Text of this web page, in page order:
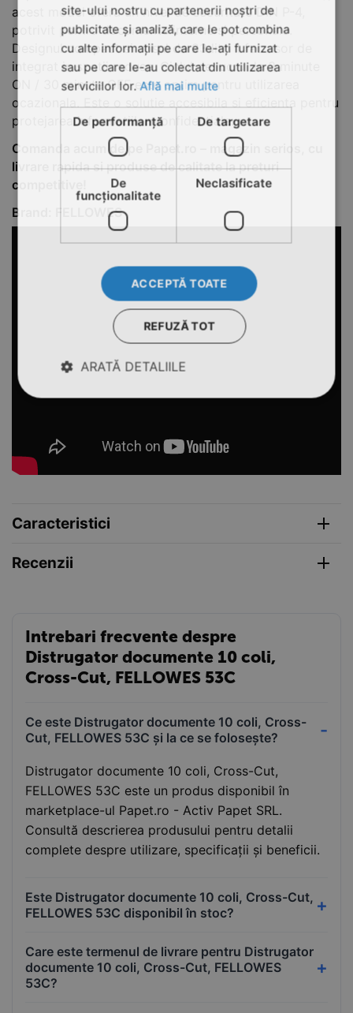
acest model ofera un nivel de securitate DIN P-4,
potrivit pentru documente interne si personale.
Designul compact si cosul de 23 litri il fac usor de
integrat in spatii reduse. Ciclul de lucru de 3 minute
ON / 30 minute OFF este optim pentru utilizarea
ocazionala. Este o solutie accesibila si eficienta pentru
protejarea informatiilor confidentiale.
Comanda acum de pe Papet.ro – magazin serios, cu
livrare rapida si produse de calitate la preturi
competitive!
Brand: FELLOWES
Caracteristici
Recenzii
Intrebari frecvente despre
Distrugator documente 10 coli,
Cross-Cut, FELLOWES 53C
Ce este Distrugator documente 10 coli, Cross-
Cut, FELLOWES 53C și la ce se folosește?
Distrugator documente 10 coli, Cross-Cut,
FELLOWES 53C este un produs disponibil în
marketplace-ul Papet.ro - Activ Papet SRL.
Consultă descrierea produsului pentru detalii
complete despre utilizare, specificații și beneficii.
Este Distrugator documente 10 coli, Cross-Cut,
FELLOWES 53C disponibil în stoc?
Care este termenul de livrare pentru Distrugator
documente 10 coli, Cross-Cut, FELLOWES
53C?
site-ului nostru cu partenerii noștri de
publicitate și analiză, care le pot combina
cu alte informații pe care le-ați furnizat
sau pe care le-au colectat din utilizarea
serviciilor lor.Află mai multe
De performanță De targetare
De
funcţionalitate
Neclasificate
ACCEPTĂ TOATE
REFUZĂ TOT
ARATĂ DETALIILE